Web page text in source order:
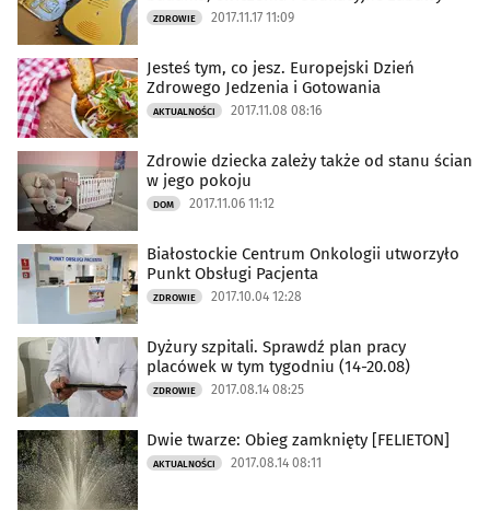
ZDROWIE 2017.11.17 11:09
Jesteś tym, co jesz. Europejski Dzień
Zdrowego Jedzenia i Gotowania
AKTUALNOŚCI 2017.11.08 08:16
Zdrowie dziecka zależy także od stanu ścian
w jego pokoju
DOM 2017.11.06 11:12
Białostockie Centrum Onkologii utworzyło
Punkt Obsługi Pacjenta
ZDROWIE 2017.10.04 12:28
Dyżury szpitali. Sprawdź plan pracy
placówek w tym tygodniu (14-20.08)
ZDROWIE 2017.08.14 08:25
Dwie twarze: Obieg zamknięty [FELIETON]
AKTUALNOŚCI 2017.08.14 08:11